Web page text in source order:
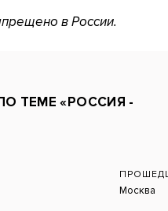
в России.
ТЕМЕ «РОССИЯ -
Москва